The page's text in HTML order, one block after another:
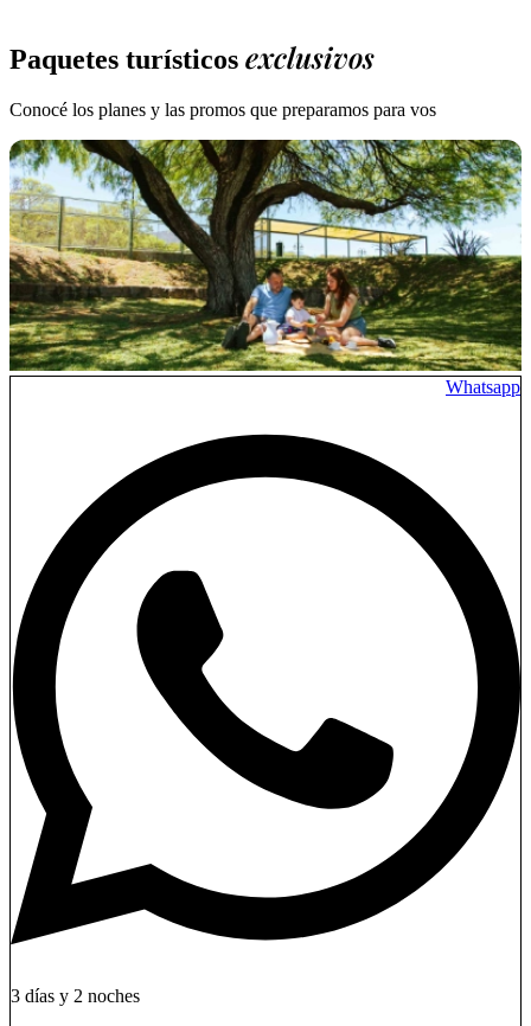
Paquetes turísticos exclusivos
Conocé los planes y las promos que preparamos para vos
Whatsapp
3 días y 2 noches